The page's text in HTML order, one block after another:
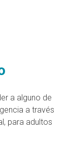
a alguno de
a través
para adultos